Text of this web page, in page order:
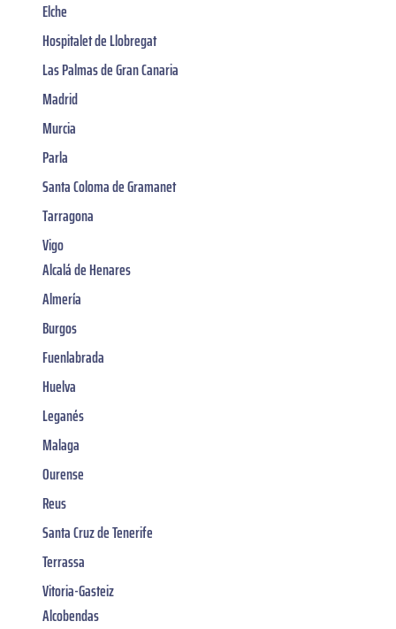
Elche
Hospitalet de Llobregat
Las Palmas de Gran Canaria
Madrid
Murcia
Parla
Santa Coloma de Gramanet
Tarragona
Vigo
Alcalá de Henares
Almería
Burgos
Fuenlabrada
Huelva
Leganés
Malaga
Ourense
Reus
Santa Cruz de Tenerife
Terrassa
Vitoria-Gasteiz
Alcobendas